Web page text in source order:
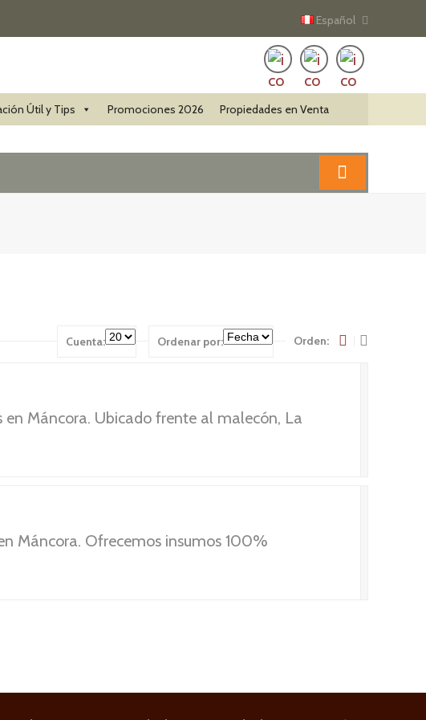
Español
Útil y Tips Promociones 2026 Propiedades en Venta
Cuenta: Ordenar por: Orden:
Máncora. Ubicado frente al malecón, La
Máncora. Ofrecemos insumos 100%